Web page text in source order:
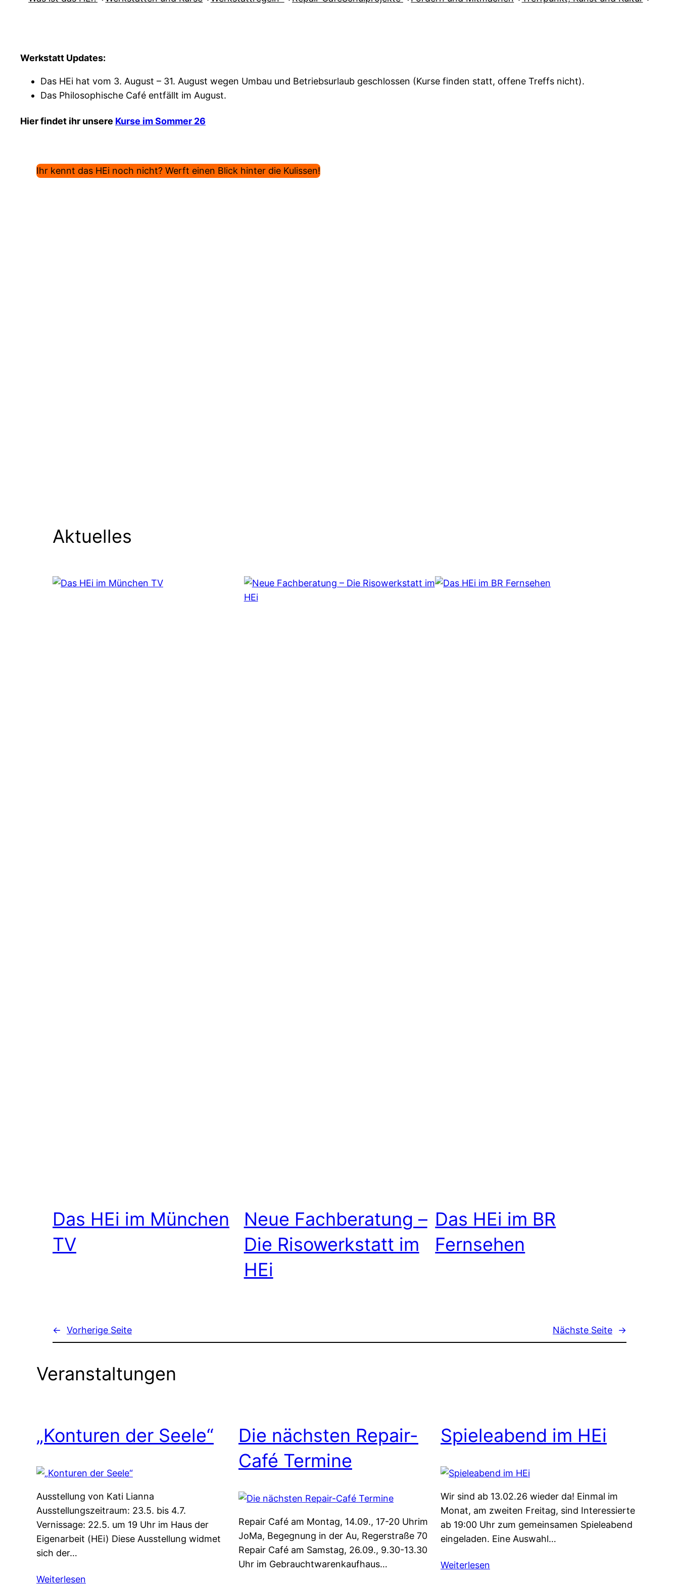
Werkstatt Updates:
Das HEi hat vom 3. August – 31. August wegen Umbau und Betriebsurlaub geschlossen (Kurse finden statt, offene Treffs nicht).
Das Philosophische Café entfällt im August.
Hier findet ihr unsere Kurse im Sommer 26
Ihr kennt das HEi noch nicht? Werft einen Blick hinter die Kulissen!
Aktuelles
Das HEi im München
TV
Neue Fachberatung –
Die Risowerkstatt im
HEi
Das HEi im BR
Fernsehen
← Vorherige Seite Nächste Seite →
Veranstaltungen
„Konturen der Seele“
Ausstellung von Kati Lianna
Ausstellungszeitraum: 23.5. bis 4.7.
Vernissage: 22.5. um 19 Uhr im Haus der
Eigenarbeit (HEi) Diese Ausstellung widmet
sich der…
Weiterlesen
Die nächsten Repair-
Café Termine
Repair Café am Montag, 14.09., 17-20 Uhrim
JoMa, Begegnung in der Au, Regerstraße 70
Repair Café am Samstag, 26.09., 9.30-13.30
Uhr im Gebrauchtwarenkaufhaus…
Spieleabend im HEi
Wir sind ab 13.02.26 wieder da! Einmal im
Monat, am zweiten Freitag, sind Interessierte
ab 19:00 Uhr zum gemeinsamen Spieleabend
eingeladen. Eine Auswahl…
Weiterlesen